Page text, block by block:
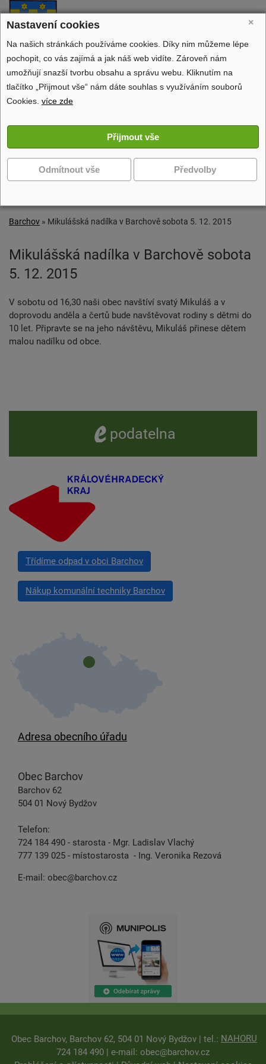
Barchov
oficiální stránky obce
Obecní úřad
Volný čas
Zobrazit další navigaci
Barchov » Mikulášská nadílka v Barchově sobota 5. 12. 2015
Mikulášská nadílka v Barchově sobota
5. 12. 2015
V sobotu od 16,30 naši obec navštíví svatý Mikuláš a v
doprovodu anděla a čertů bude navštěvovat rodiny s dětmi do
10 let. Připravte se na jeho návštěvu, Mikuláš přinese dětem
malou nadílku od obce.
e -podatelna
Třídíme odpad v obci Barchov
Nákup komunální techniky Barchov
Adresa obecního úřadu
Obec Barchov
Barchov 62
504 01 Nový Bydžov
Telefon:
724 184 490 - starosta - Mgr. Ladislav Vlachý
777 139 025 - místostarosta - Ing. Veronika Rezová
E-mail: obec@barchov.cz
NAHORU
Obec Barchov, Barchov 62, 504 01 Nový Bydžov | tel.:
724 184 490 | e-mail: obec@barchov.cz
×
Nastavení cookies
Na našich stránkách používáme cookies. Díky nim můžeme lépe
pochopit, co vás zajímá a jak náš web vidíte. Zároveň nám
umožňují snazší tvorbu obsahu a správu webu. Kliknutím na
tlačítko „Přijmout vše“ nám dáte souhlas s využíváním souborů
Cookies. více zde